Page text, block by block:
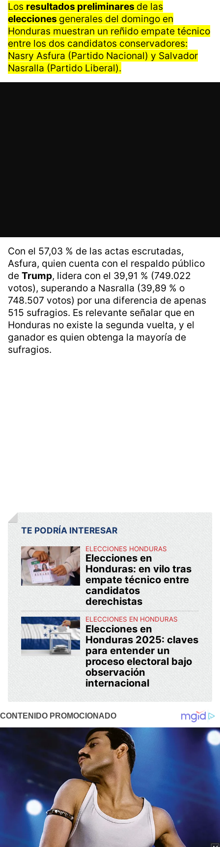
Los resultados preliminares de las
elecciones generales del domingo en
Honduras muestran un reñido empate técnico
entre los dos candidatos conservadores:
Nasry Asfura (Partido Nacional) y Salvador
Nasralla (Partido Liberal).
Con el 57,03 % de las actas escrutadas,
Asfura, quien cuenta con el respaldo público
de Trump, lidera con el 39,91 % (749.022
votos), superando a Nasralla (39,89 % o
748.507 votos) por una diferencia de apenas
515 sufragios. Es relevante señalar que en
Honduras no existe la segunda vuelta, y el
ganador es quien obtenga la mayoría de
sufragios.
TE PODRÍA INTERESAR
ELECCIONES HONDURAS
Elecciones en
Honduras: en vilo tras
empate técnico entre
candidatos
derechistas
ELECCIONES EN HONDURAS
Elecciones en
Honduras 2025: claves
para entender un
proceso electoral bajo
observación
internacional